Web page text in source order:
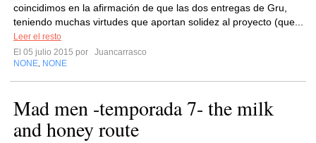
coincidimos en la afirmación de que las dos entregas de Gru,
teniendo muchas virtudes que aportan solidez al proyecto (que...
Leer el resto
El 05 julio 2015 por
Juancarrasco
NONE NONE
Mad men -temporada 7- the milk
and honey route